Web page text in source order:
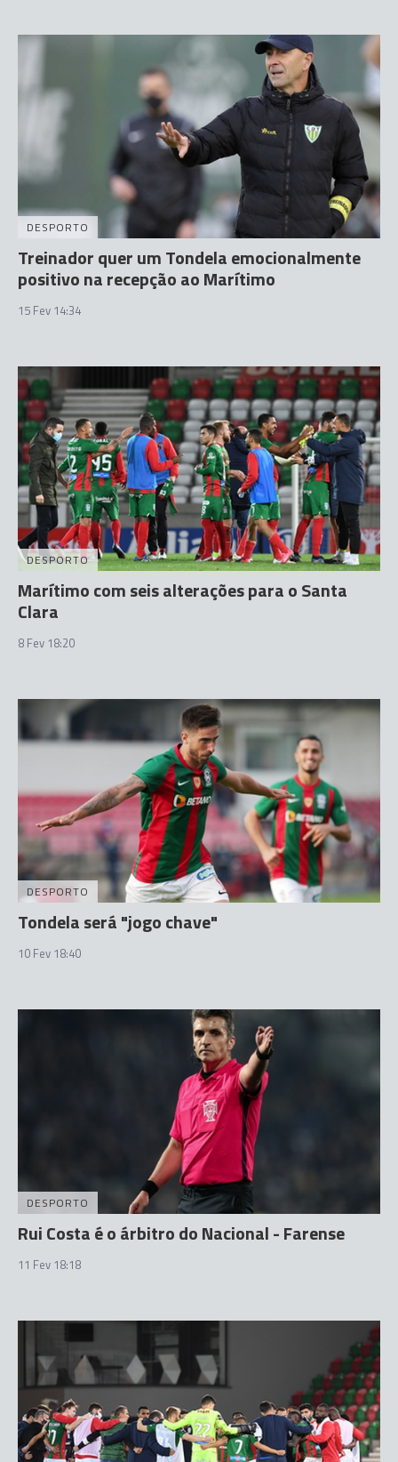
DESPORTO
Treinador quer um Tondela emocionalmente
positivo na recepção ao Marítimo
15 Fev 14:34
DESPORTO
Marítimo com seis alterações para o Santa
Clara
8 Fev 18:20
DESPORTO
Tondela será "jogo chave"
10 Fev 18:40
DESPORTO
Rui Costa é o árbitro do Nacional - Farense
11 Fev 18:18